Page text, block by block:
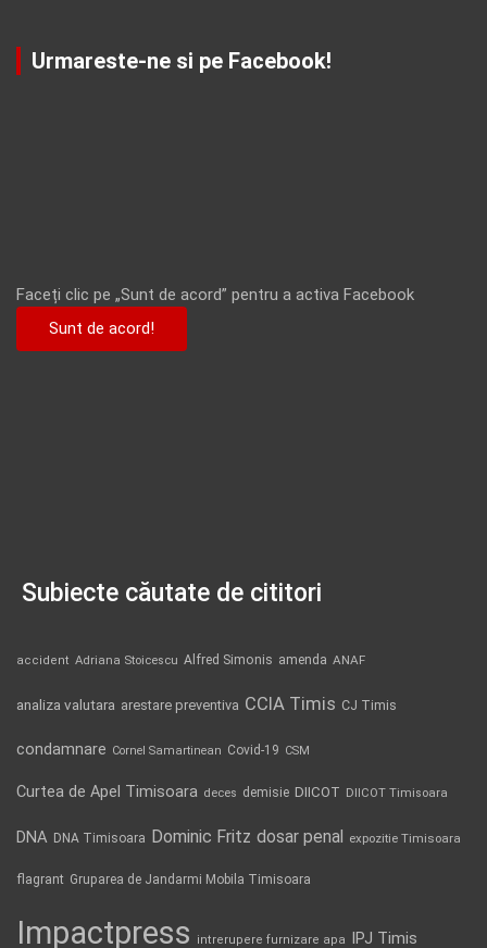
Urmareste-ne si pe Facebook!
Faceți clic pe „Sunt de acord” pentru a activa Facebook
Sunt de acord!
Subiecte căutate de cititori
accident Adriana Stoicescu Alfred Simonis amenda ANAF
analiza valutara arestare preventiva CCIA Timis CJ Timis
condamnare Cornel Samartinean Covid-19 CSM
Curtea de Apel Timisoara deces demisie DIICOT DIICOT Timisoara
DNA DNA Timisoara Dominic Fritz dosar penal expozitie Timisoara
flagrant Gruparea de Jandarmi Mobila Timisoara
Impactpress intrerupere furnizare apa IPJ Timis